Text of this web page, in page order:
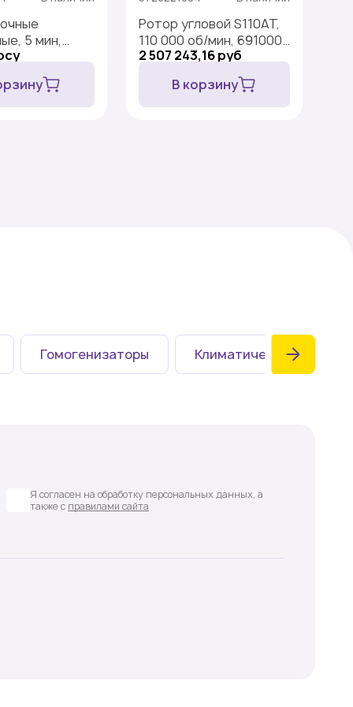
5 мин,
Ротор угловой S110AT,
110 000 об/мин, 691000
×g, 8×5 мл
2 507 243,16 руб
В корзину
Гомогенизаторы Климатические камеры
Я согласен на обработку персональных данных, а
также с правилами сайта